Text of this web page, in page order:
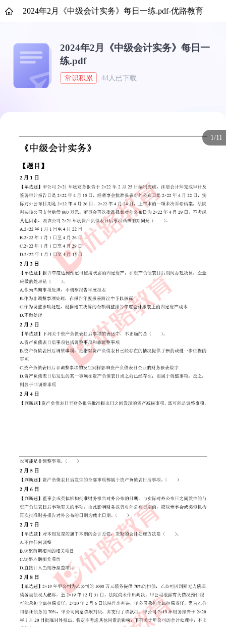
2024年2月《中级会计实务》每日一练.pdf-优路教育
2024年2月《中级会计实务》每日一
练.pdf
常识积累 44人已下载
1/11